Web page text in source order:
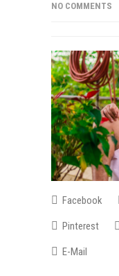
NO COMMENTS
Facebook
Pinterest
E-Mail